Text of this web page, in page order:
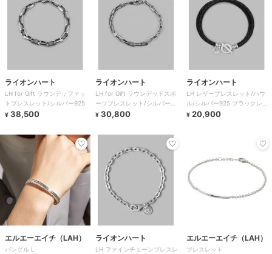
ライオンハート
LH for Gift ラウンデッファッ
トブレスレット/シルバー925
¥ 38,500
ライオンハート
LH for Gift ラウンデッドスポ
ーツブレスレット/シルバー
925
¥ 30,800
ライオンハート
LH レザーブレスレット/ハウ
ル/シルバー925 ブラックレザ
ー
¥ 20,900
エルエーエイチ（LAH）
バングル L
ライオンハート
LH ファインチェーンブレスレ
エルエーエイチ（LAH）
ブレスレット